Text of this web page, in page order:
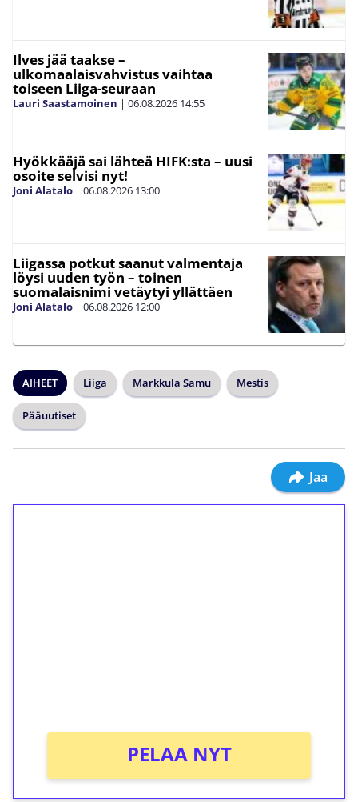
Ilves jää taakse –
ulkomaalaisvahvistus vaihtaa
toiseen Liiga-seuraan
Lauri Saastamoinen | 06.08.2026 14:55
Hyökkääjä sai lähteä HIFK:sta – uusi
osoite selvisi nyt!
Joni Alatalo | 06.08.2026 13:00
Liigassa potkut saanut valmentaja
löysi uuden työn – toinen
suomalaisnimi vetäytyi yllättäen
Joni Alatalo | 06.08.2026 12:00
AIHEET Liiga Markkula Samu Mestis
Pääuutiset
Jaa
PELAA NYT